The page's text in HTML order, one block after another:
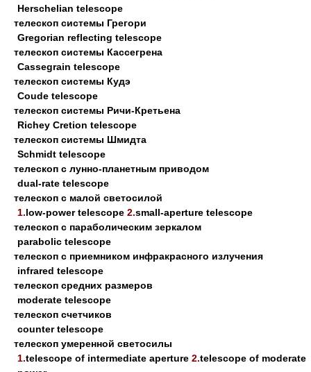
Herschelian telescope
телескоп системы Грегори
Gregorian reflecting telescope
телескоп системы Кассегрена
Cassegrain telescope
телескоп системы Кудэ
Coude telescope
телескоп системы Ричи-Кретьена
Richey Cretion telescope
телескоп системы Шмидта
Schmidt telescope
телескоп с лунно-планетным приводом
dual-rate telescope
телескоп с малой светосилой
1.low-power telescope 2.small-aperture telescope
телескоп с параболическим зеркалом
parabolic telescope
телескоп с приемником инфракрасного излучения
infrared telescope
телескоп средних размеров
moderate telescope
телескоп счетчиков
counter telescope
телескоп умеренной светосилы
1.telescope of intermediate aperture 2.telescope of moderate